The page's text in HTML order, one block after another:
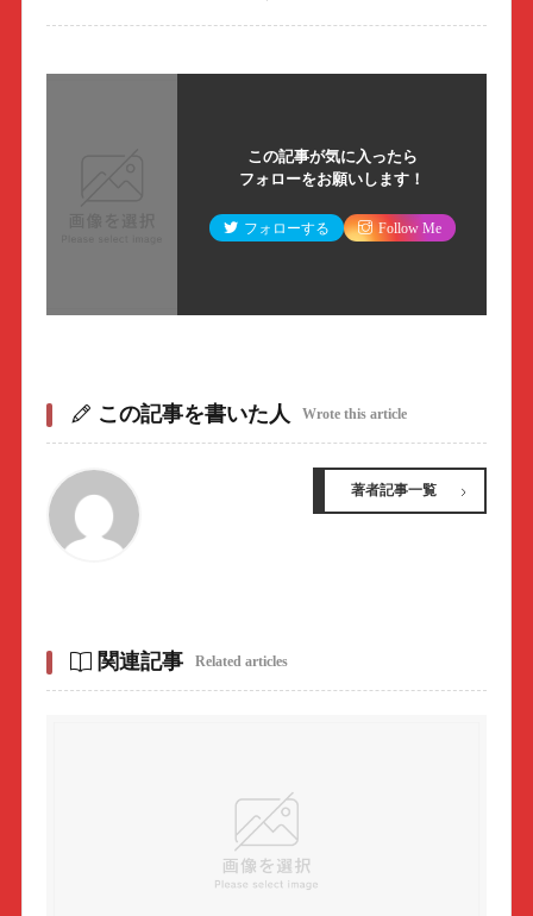
この記事が気に入ったら
フォローをお願いします！
フォローする Follow Me
この記事を書いた人 Wrote this article
著者記事一覧
関連記事 Related articles